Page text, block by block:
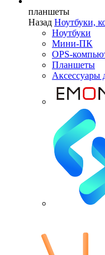
планшеты
Назад Ноутбуки,
Ноутбуки
Мини-ПК
OPS-
Планшеты
Аксессуары